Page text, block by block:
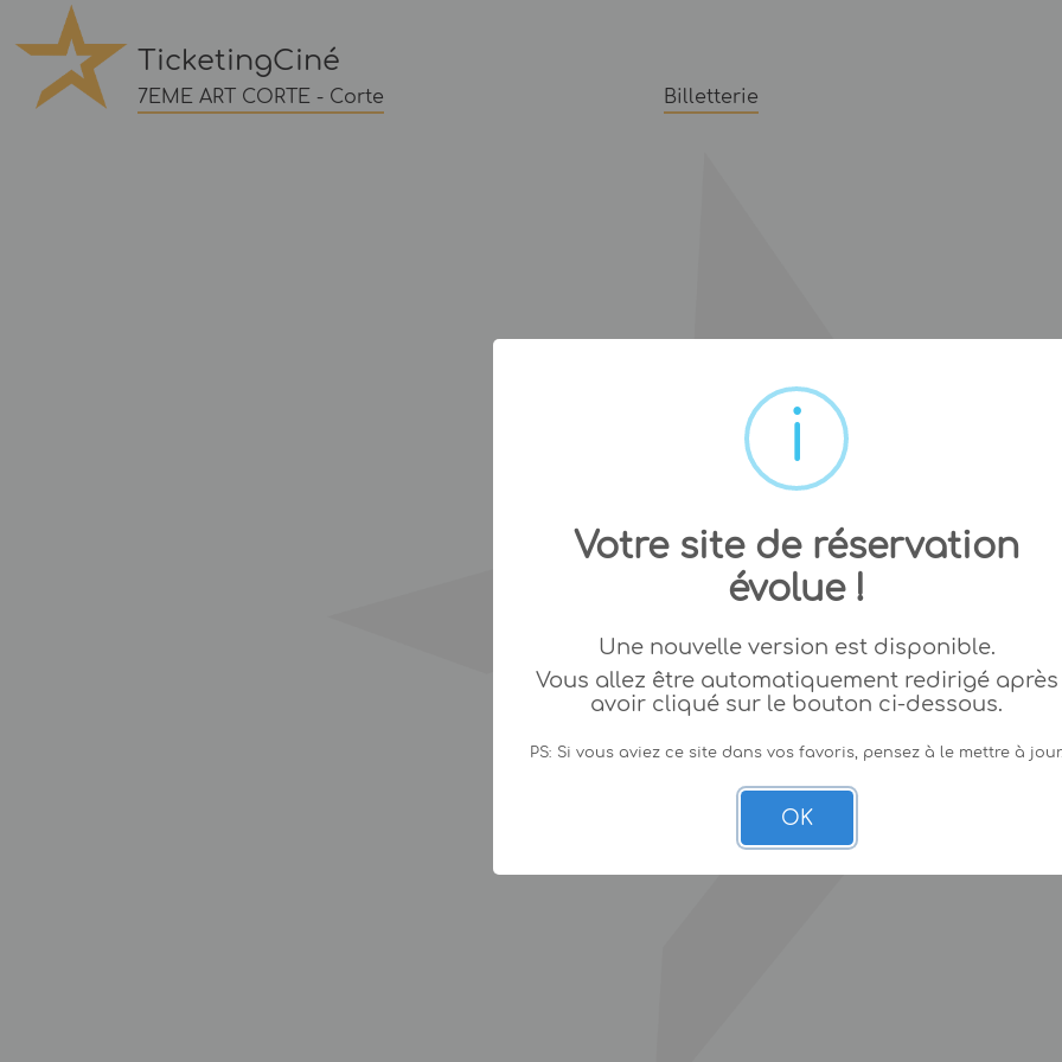
TicketingCiné
7EME ART CORTE - Corte Billetterie
Votre site de réservation
évolue !
Une nouvelle version est disponible.
Vous allez être automatiquement redirigé après
avoir cliqué sur le bouton ci-dessous.
PS: Si vous aviez ce site dans vos favoris, pensez à le mettre à
OK